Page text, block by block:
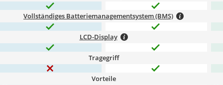
Vollständiges Batteriemanagementsystem (BMS)
LCD-Display
Tragegriff
Vorteile